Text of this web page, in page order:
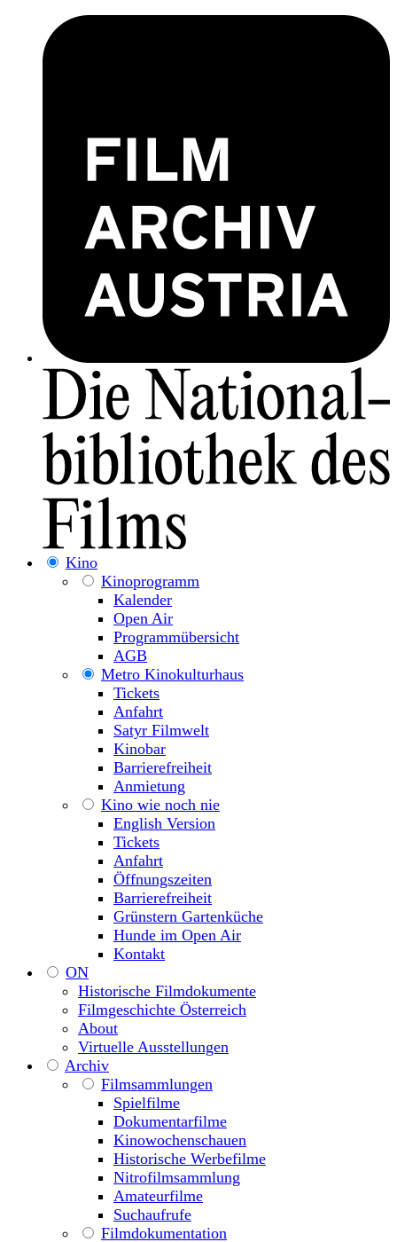
Kino
Kinoprogramm
Kalender
Open Air
Programmübersicht
AGB
Metro Kinokulturhaus
Tickets
Anfahrt
Satyr Filmwelt
Kinobar
Barrierefreiheit
Anmietung
Kino wie noch nie
English Version
Tickets
Anfahrt
Öffnungszeiten
Barrierefreiheit
Grünstern Gartenküche
Hunde im Open Air
Kontakt
ON
Historische Filmdokumente
Filmgeschichte Österreich
About
Virtuelle Ausstellungen
Archiv
Filmsammlungen
Spielfilme
Dokumentarfilme
Kinowochenschauen
Historische Werbefilme
Nitrofilmsammlung
Amateurfilme
Suchaufrufe
Filmdokumentation